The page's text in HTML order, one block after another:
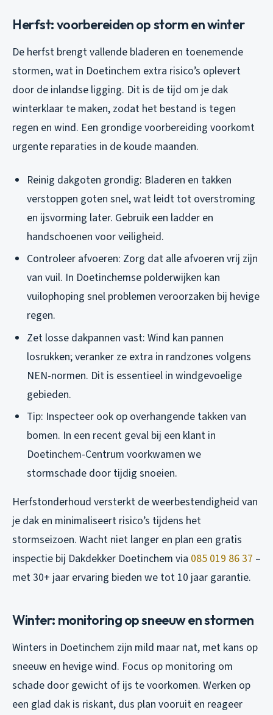
Herfst: voorbereiden op storm en winter
De herfst brengt vallende bladeren en toenemende
stormen, wat in Doetinchem extra risico’s oplevert
door de inlandse ligging. Dit is de tijd om je dak
winterklaar te maken, zodat het bestand is tegen
regen en wind. Een grondige voorbereiding voorkomt
urgente reparaties in de koude maanden.
Reinig dakgoten grondig: Bladeren en takken
verstoppen goten snel, wat leidt tot overstroming
en ijsvorming later. Gebruik een ladder en
handschoenen voor veiligheid.
Controleer afvoeren: Zorg dat alle afvoeren vrij zijn
van vuil. In Doetinchemse polderwijken kan
vuilophoping snel problemen veroorzaken bij hevige
regen.
Zet losse dakpannen vast: Wind kan pannen
losrukken; veranker ze extra in randzones volgens
NEN-normen. Dit is essentieel in windgevoelige
gebieden.
Tip: Inspecteer ook op overhangende takken van
bomen. In een recent geval bij een klant in
Doetinchem-Centrum voorkwamen we
stormschade door tijdig snoeien.
Herfstonderhoud versterkt de weerbestendigheid van
je dak en minimaliseert risico’s tijdens het
stormseizoen. Wacht niet langer en plan een gratis
inspectie bij Dakdekker Doetinchem via 085 019 86 37 –
met 30+ jaar ervaring bieden we tot 10 jaar garantie.
Winter: monitoring op sneeuw en stormen
Winters in Doetinchem zijn mild maar nat, met kans op
sneeuw en hevige wind. Focus op monitoring om
schade door gewicht of ijs te voorkomen. Werken op
een glad dak is riskant, dus plan vooruit en reageer